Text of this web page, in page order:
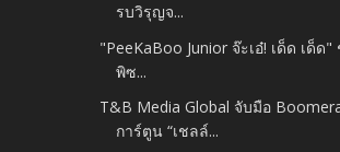
รบวิรุญจ...
"PeeKaBoo Junior จ๊ะเอ๋! เด็ด เด็ด
พิซ...
T&B Media Global จับมือ
การ์ตูน “เชลล์...